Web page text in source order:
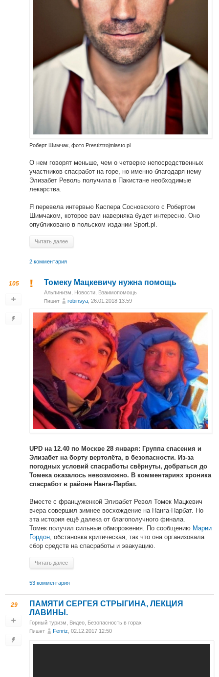
Роберт Шимчак, фото Prestiztrojmiasto.pl
О нем говорят меньше, чем о четверке непосредственных
участников спасработ на горе, но именно благодаря нему
Элизабет Револь получила в Пакистане необходимые
лекарства.
Я перевела интервью Каспера Сосновского с Робертом
Шимчаком, которое вам наверняка будет интересно. Оно
опубликовано в польском издании Sport.pl.
Читать далее
2 комментария
105 Томеку Мацкевичу нужна помощь
Альпинизм Новости Взаимопомощь
Пишет robinsya , 26.01.2018 13:59
UPD на 12.40 по Москве 28 января: Группа спасения и
Элизабет на борту вертолёта, в безопасности. Из-за
погодных условий спасработы свёрнуты, добраться до
Томека оказалось невозможно. В комментариях хроника
спасработ в районе Нанга-Парбат.
Вместе с француженкой Элизабет Револ Томек Мацкевич
вчера совершил зимнее восхождение на Нанга-Парбат. Но
эта история ещё далека от благополучного финала.
Томек получил сильные обморожения. По сообщению Марии
Гордон, обстановка критическая, так что она организовала
сбор средств на спасработы и эвакуацию.
Читать далее
53 комментария
29
ПАМЯТИ СЕРГЕЯ СТРЫГИНА, ЛЕКЦИЯ
ЛАВИНЫ.
Горный туризм Видео Безопасность в горах
Пишет Fenriz , 02.12.2017 12:50